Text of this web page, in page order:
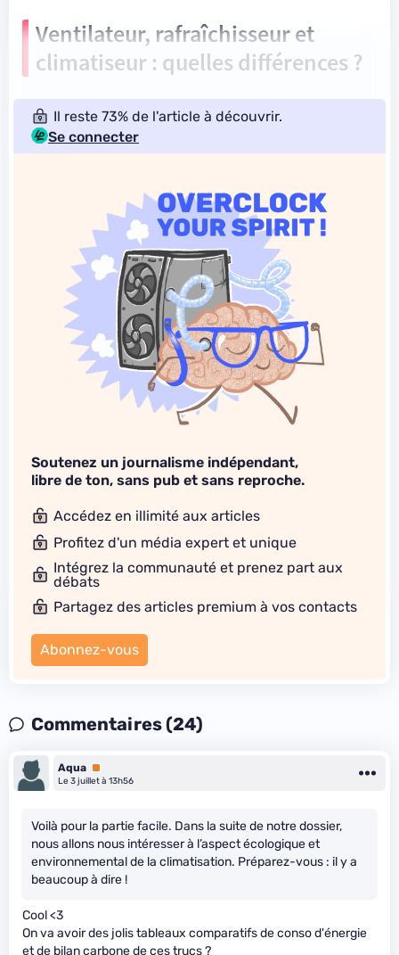
Ventilateur, rafraîchisseur et
climatiseur : quelles différences ?
Il reste 73% de l'article à découvrir.
Se connecter
Soutenez un journalisme indépendant,
libre de ton, sans pub et sans reproche.
Accédez en illimité aux articles
Profitez d'un média expert et unique
Intégrez la communauté et prenez part aux
débats
Partagez des articles premium à vos contacts
Abonnez-vous
Commentaires (24)
Aqua Premium
Le 3 juillet à 13h56
Voilà pour la partie facile. Dans la suite de notre dossier,
nous allons nous intéresser à l’aspect écologique et
environnemental de la climatisation. Préparez-vous : il y a
beaucoup à dire !
Cool <3
On va avoir des jolis tableaux comparatifs de conso d'énergie
et de bilan carbone de ces trucs ?